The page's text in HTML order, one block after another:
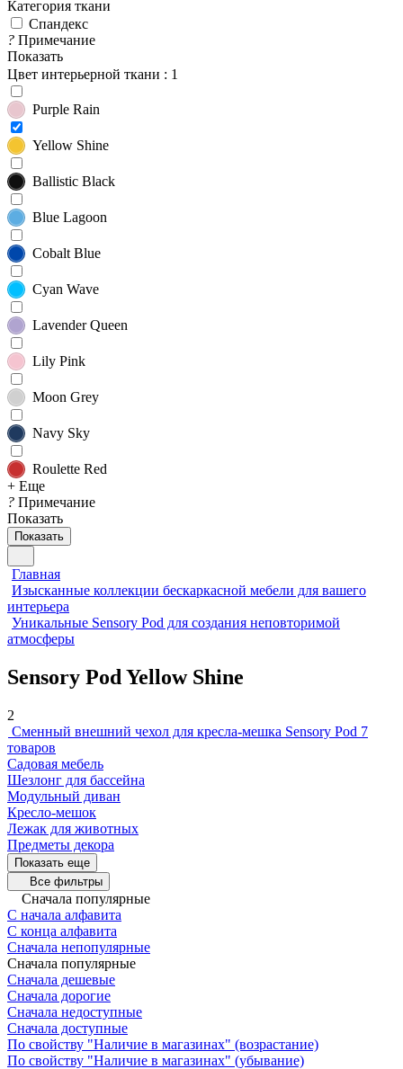
Категория ткани
Спандекс
? Примечание
Показать
Цвет интерьерной ткани : 1
Purple Rain
Yellow Shine
Ballistic Black
Blue Lagoon
Cobalt Blue
Cyan Wave
Lavender Queen
Lily Pink
Moon Grey
Navy Sky
Roulette Red
+ Еще
? Примечание
Показать
Показать
Главная
Изысканные коллекции бескаркасной мебели для вашего
интерьера
Уникальные Sensory Pod для создания неповторимой
атмосферы
Sensory Pod Yellow Shine
2
Сменный внешний чехол для кресла-мешка Sensory Pod 7
товаров
Садовая мебель
Шезлонг для бассейна
Модульный диван
Кресло-мешок
Лежак для животных
Предметы декора
Показать еще
Все фильтры
Сначала популярные
С начала алфавита
С конца алфавита
Сначала непопулярные
Сначала популярные
Сначала дешевые
Сначала дорогие
Сначала недоступные
Сначала доступные
По свойству "Наличие в магазинах" (возрастание)
По свойству "Наличие в магазинах" (убывание)